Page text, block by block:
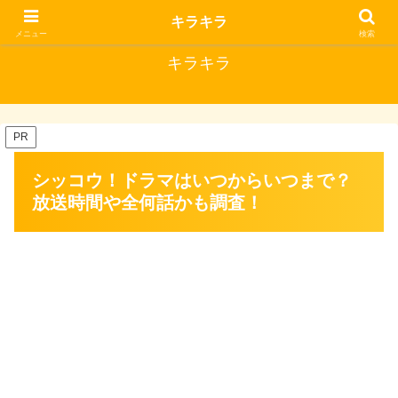
キラキラな毎日にはいいことがある
キラキラ
PR
シッコウ！ドラマはいつからいつまで？
放送時間や全何話かも調査！
メニュー
キラキラ
検索